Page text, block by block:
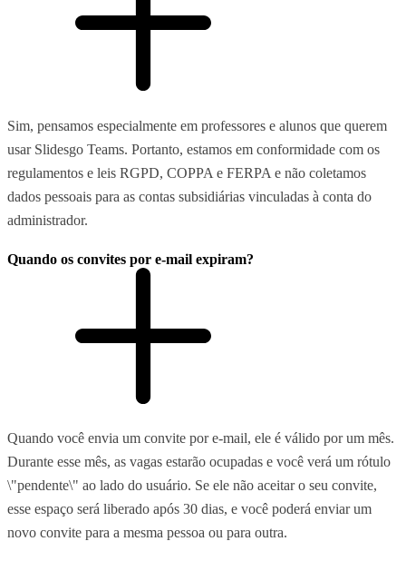
Sim, pensamos especialmente em professores e alunos que querem
usar Slidesgo Teams. Portanto, estamos em conformidade com os
regulamentos e leis RGPD, COPPA e FERPA e não coletamos
dados pessoais para as contas subsidiárias vinculadas à conta do
administrador.
Quando os convites por e-mail expiram?
Quando você envia um convite por e-mail, ele é válido por um mês.
Durante esse mês, as vagas estarão ocupadas e você verá um rótulo
\"pendente\" ao lado do usuário. Se ele não aceitar o seu convite,
esse espaço será liberado após 30 dias, e você poderá enviar um
novo convite para a mesma pessoa ou para outra.